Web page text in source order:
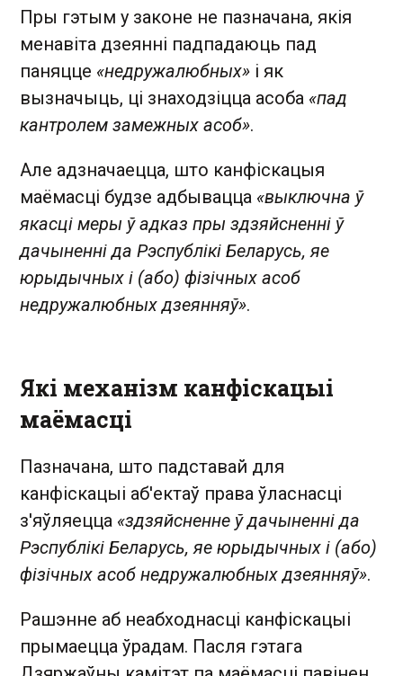
Пры гэтым у законе не пазначана, якія
менавіта дзеянні падпадаюць пад
паняцце «недружалюбных» і як
вызначыць, ці знаходзіцца асоба «пад
кантролем замежных асоб».
Але адзначаецца, што канфіскацыя
маёмасці будзе адбывацца «выключна ў
якасці меры ў адказ пры здзяйсненні ў
дачыненні да Рэспублікі Беларусь, яе
юрыдычных і (або) фізічных асоб
недружалюбных дзеянняў».
Які механізм канфіскацыі
маёмасці
Пазначана, што падставай для
канфіскацыі аб'ектаў права ўласнасці
з'яўляецца «здзяйсненне ў дачыненні да
Рэспублікі Беларусь, яе юрыдычных і (або)
фізічных асоб недружалюбных дзеянняў».
Рашэнне аб неабходнасці канфіскацыі
прымаецца ўрадам. Пасля гэтага